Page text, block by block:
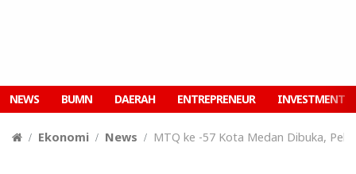
NEWS BUMN DAERAH ENTREPRENEUR INVESTMENT
Ekonomi News MTQ ke -57 Kota Medan Dibuka,